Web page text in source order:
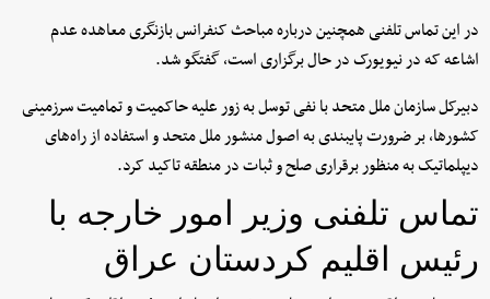
در این تماس تلفنی همچنین درباره مباحث کنفرانس بازنگری معاهده عدم
اشاعه که در نیویورک در حال برگزاری است، گفتگو شد.
دبیرکل سازمان ملل متحد با نفی توسل به زور علیه حاکمیت و تمامیت سرزمینی
کشورها، بر ضرورت پایبندی به اصول منشور ملل متحد و استفاده از راه‌های
دیپلماتیک به منظور برقراری صلح و ثبات در منطقه تاکید کرد.
تماس تلفنی وزیر امور خارجه با
رئیس اقلیم کردستان عراق